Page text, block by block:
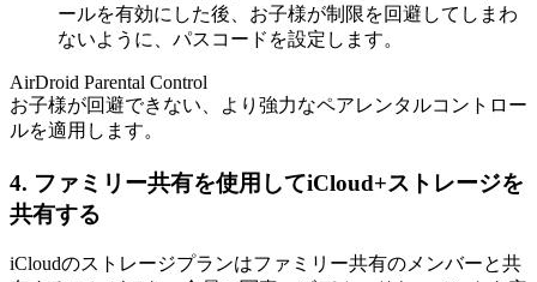
ールを有効にした後、お子様が制限を回避してしまわ
ないように、パスコードを設定します。
AirDroid Parental Control
お子様が回避できない、より強力なペアレンタルコントロー
ルを適用します。
4. ファミリー共有を使用してiCloud+ストレージを
共有する
iCloudのストレージプランはファミリー共有のメンバーと共